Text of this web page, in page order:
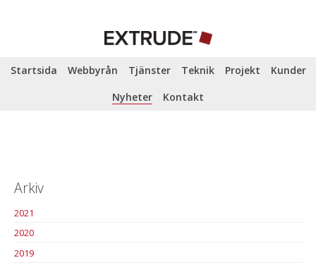
Startsida Webbyrån Tjänster Teknik Projekt
Kunder
Nyheter
Kontakt
Arkiv
2021
2020
2019